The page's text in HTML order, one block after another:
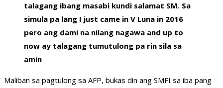
talagang ibang masabi kundi salamat SM. Sa
simula pa lang I just came in V Luna in 2016
pero ang dami na nilang nagawa and up to
now ay talagang tumutulong pa rin sila sa
amin
Maliban sa pagtulong sa AFP, bukas din ang SMFI sa iba pang